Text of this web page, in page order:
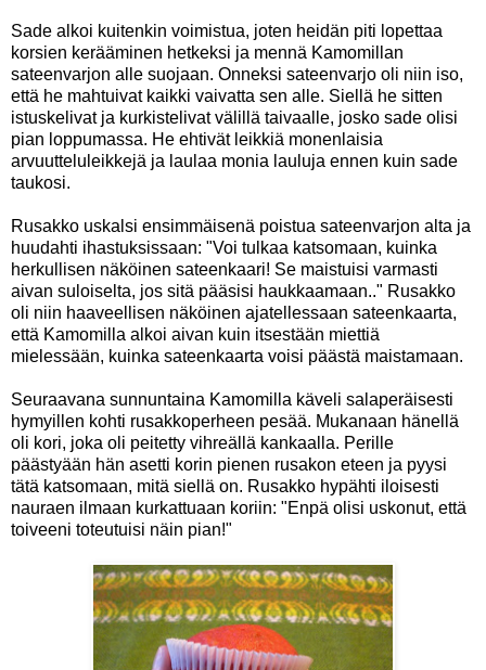
Sade alkoi kuitenkin voimistua, joten heidän piti lopettaa
korsien kerääminen hetkeksi ja mennä Kamomillan
sateenvarjon alle suojaan. Onneksi sateenvarjo oli niin iso,
että he mahtuivat kaikki vaivatta sen alle. Siellä he sitten
istuskelivat ja kurkistelivat välillä taivaalle, josko sade olisi
pian loppumassa. He ehtivät leikkiä monenlaisia
arvuutteluleikkejä ja laulaa monia lauluja ennen kuin sade
taukosi.
Rusakko uskalsi ensimmäisenä poistua sateenvarjon alta ja
huudahti ihastuksissaan: "Voi tulkaa katsomaan, kuinka
herkullisen näköinen sateenkaari! Se maistuisi varmasti
aivan suloiselta, jos sitä pääsisi haukkaamaan.." Rusakko
oli niin haaveellisen näköinen ajatellessaan sateenkaarta,
että Kamomilla alkoi aivan kuin itsestään miettiä
mielessään, kuinka sateenkaarta voisi päästä maistamaan.
Seuraavana sunnuntaina Kamomilla käveli salaperäisesti
hymyillen kohti rusakkoperheen pesää. Mukanaan hänellä
oli kori, joka oli peitetty vihreällä kankaalla. Perille
päästyään hän asetti korin pienen rusakon eteen ja pyysi
tätä katsomaan, mitä siellä on. Rusakko hypähti iloisesti
nauraen ilmaan kurkattuaan koriin: "Enpä olisi uskonut, että
toiveeni toteutuisi näin pian!"